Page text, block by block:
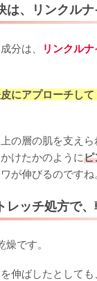
は、リンクル
分は、 リンクル
にアプローチして
の層の肌を支え
けたかのようにピ
が伸びるのですね
レッチ処方で
です。
伸ばしたとして